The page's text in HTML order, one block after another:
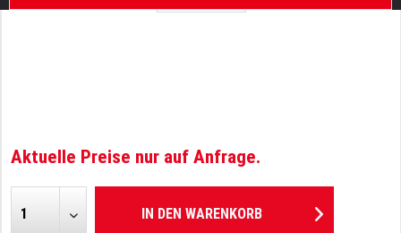
Aktuelle Preise nur auf Anfrage.
IN DEN WARENKORB